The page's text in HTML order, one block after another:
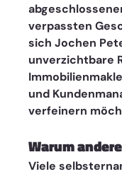
verpassten
sich Jochen
unverzichtbare
und
verfeinern
Warum
Viele